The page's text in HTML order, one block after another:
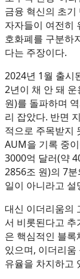
금융 혁신의 초기
자자들이 여전히
호화폐를 구분하
다는 주장이다.
2024년 1월 출시
2년이 채 안 돼
원)를 돌파하며
리 잡았다. 반면
적으로 주목받지
AUM을 기록 중
3000억 달러(약
2856조 원)의 7
일이 아니라고 설
대신 이더리움의
서 비롯된다고
은 핵심적인 블
있으며, 이더리
유율을 차지하고